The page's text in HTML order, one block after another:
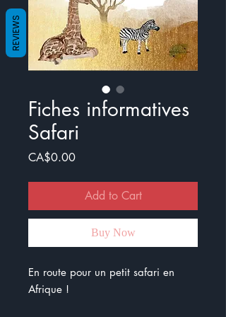
Fiches informatives
Safari
CA$0.00Price
Add to Cart
Buy Now
En route pour un petit safari en
Afrique !
REVIEWS